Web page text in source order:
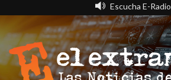
contenido
Escucha E-Radio